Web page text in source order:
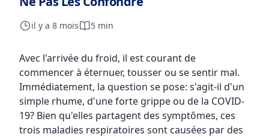
il y a 8 mois 5 min
Avec l'arrivée du froid, il est courant de
commencer à éternuer, tousser ou se sentir mal.
Immédiatement, la question se pose: s'agit-il d'un
simple rhume, d'une forte grippe ou de la COVID-
19? Bien qu'elles partagent des symptômes, ces
trois maladies respiratoires sont causées par des